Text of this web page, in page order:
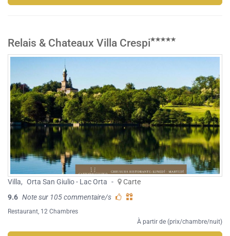
Relais & Chateaux Villa Crespi
Villa, Orta San Giulio - Lac Orta -
Carte
9.6 Note sur 105 commentaire/s
Restaurant, 12 Chambres
À partir de (prix/chambre/nuit)